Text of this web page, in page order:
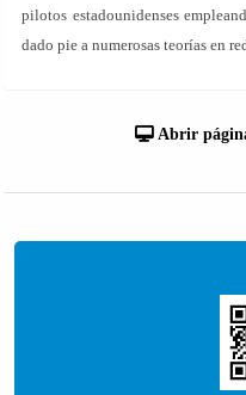
pilotos estadounidenses
dado pie a numerosas teorías en
Abrir